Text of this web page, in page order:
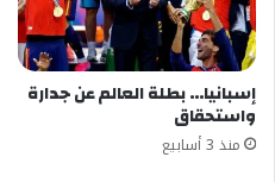
شارك هذا الموضوع:
فيس بوك X
معجب بهذه:
إسبانيا… بطلة العالم عن جدارة
واستحقاق
منذ 3 أسابيع